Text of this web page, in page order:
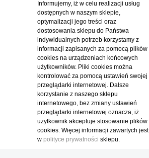
Informujemy, iż w celu realizacji usług
dostępnych w naszym sklepie,
optymalizacji jego treści oraz
dostosowania sklepu do Państwa
indywidualnych potrzeb korzystamy z
informacji zapisanych za pomocą plików
cookies na urządzeniach końcowych
użytkowników. Pliki cookies można
kontrolować za pomocą ustawień swojej
przeglądarki internetowej. Dalsze
korzystanie z naszego sklepu
internetowego, bez zmiany ustawień
przeglądarki internetowej oznacza, iż
użytkownik akceptuje stosowanie plików
cookies. Więcej informacji zawartych jest
w polityce prywatności sklepu.